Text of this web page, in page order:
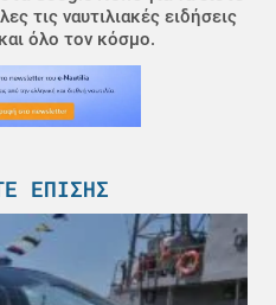
τις ναυτιλιακές ειδήσεις
όλο τον κόσμο.
ΕΠΊΣΗΣ